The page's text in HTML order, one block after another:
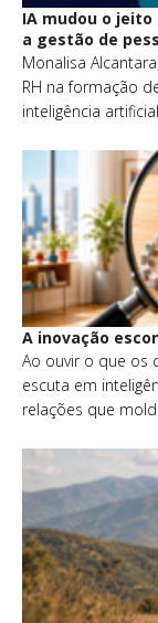
IA mudou o
a gestão de
Monalisa
RH na formação
inteligência
A inovação
Ao ouvir o que os
escuta em
relações que